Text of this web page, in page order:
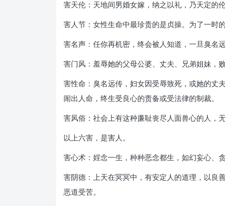
害天伦：天地间男婚女嫁，纳之以礼，乃天定的
害人节：女性生命中最珍贵的是贞操。为了一时
害名声：任你再机密，终会被人知道，一旦臭名
害门风：羞辱她的父母公婆、丈夫、兄弟姐妹，
害性命：臭名远传，妇女因受辱致死，或她的丈
闹出人命，终生受良心的责备或受法律的制裁。
害风俗：社会上有这种廉耻丧尽人面兽心的人，
以上六害，是害人。
害心术：婬念一生，种种恶念都生，如幻妄心、
害阴德：上天在冥冥中，有安定人的道理，以良
恶道受苦。